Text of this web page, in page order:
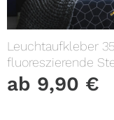
Leuchtaufkleber
fluoreszierende
und Punkte
Dunklen
ab 9,90 €